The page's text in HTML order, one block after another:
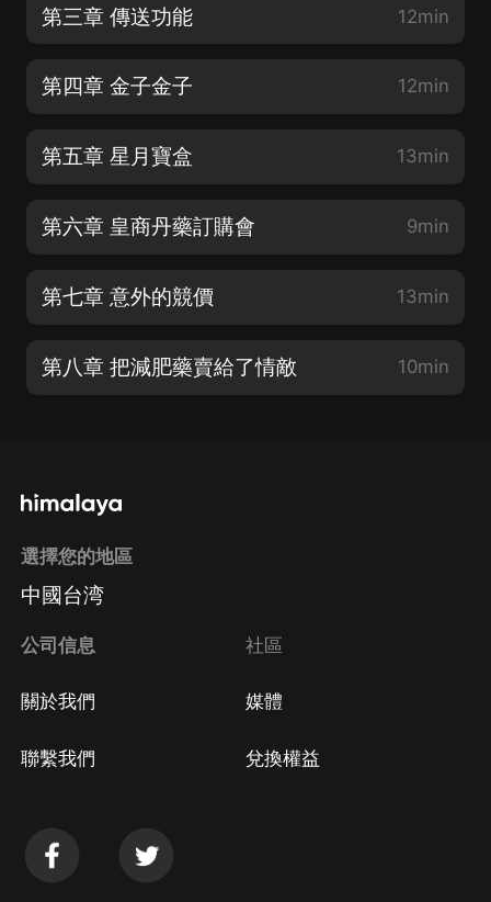
第三章 傳送功能 12min
第四章 金子金子 12min
第五章 星月寶盒 13min
第六章 皇商丹藥訂購會 9min
第七章 意外的競價 13min
第八章 把減肥藥賣給了情敵 10min
選擇您的地區
中國台湾
公司信息
關於我們
聯繫我們
社區
媒體
兌換權益